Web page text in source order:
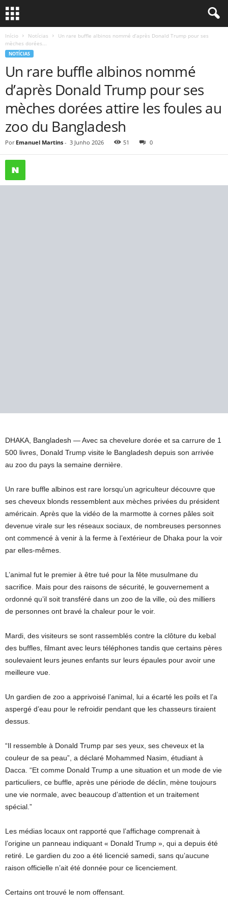
Início Notícias
Un rare buffle albinos nommé d’après Donald Trump pour ses
mèches dorées...
NOTÍCIAS
Un rare buffle albinos nommé
d’après Donald Trump pour ses
mèches dorées attire les foules au
zoo du Bangladesh
Por Emanuel Martins - 3 Junho 2026 51 0
DHAKA, Bangladesh —Avec sa chevelure dorée et sa carrure de 1
500 livres, Donald Trump visite le Bangladesh depuis son arrivée
au zoo du pays la semaine dernière.
Un rare buffle albinos est rare lorsqu’un agriculteur découvre que
ses cheveux blonds ressemblent aux mèches privées du président
américain. Après que la vidéo de la marmotte à cornes pâles soit
devenue virale sur les réseaux sociaux, de nombreuses personnes
ont commencé à venir à la ferme à l’extérieur de Dhaka pour la voir
par elles-mêmes.
L’animal fut le premier à être tué pour la fête musulmane du
sacrifice. Mais pour des raisons de sécurité, le gouvernement a
ordonné qu’il soit transféré dans un zoo de la ville, où des milliers
de personnes ont bravé la chaleur pour le voir.
Mardi, des visiteurs se sont rassemblés contre la clôture du kebal
des buffles, filmant avec leurs téléphones tandis que certains pères
soulevaient leurs jeunes enfants sur leurs épaules pour avoir une
meilleure vue.
Un gardien de zoo a apprivoisé l’animal, lui a écarté les poils et l’a
aspergé d’eau pour le refroidir pendant que les chasseurs tiraient
dessus.
“Il ressemble à Donald Trump par ses yeux, ses cheveux et la
couleur de sa peau”, a déclaré Mohammed Nasim, étudiant à
Dacca. “Et comme Donald Trump a une situation et un mode de vie
particuliers, ce buffle, après une période de déclin, mène toujours
une vie normale, avec beaucoup d’attention et un traitement
spécial.”
Les médias locaux ont rapporté que l’affichage comprenait à
l’origine un panneau indiquant « Donald Trump », qui a depuis été
retiré. Le gardien du zoo a été licencié samedi, sans qu’aucune
raison officielle n’ait été donnée pour ce licenciement.
Certains ont trouvé le nom offensant.